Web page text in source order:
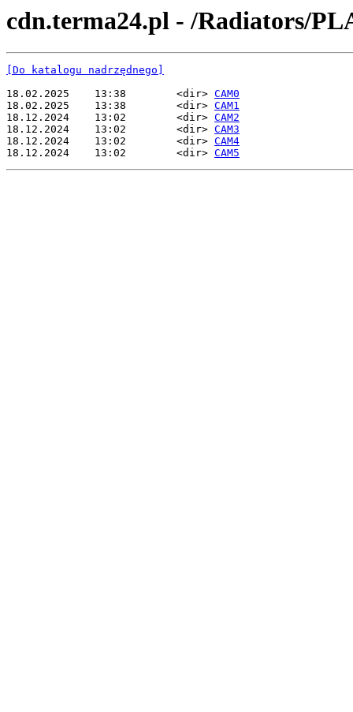
cdn.terma24.pl - /Radiators/
[Do katalogu nadrzędnego]
18.02.2025    13:38        <dir> CAM0
18.02.2025    13:38        <dir> CAM1
18.12.2024    13:02        <dir> CAM2
18.12.2024    13:02        <dir> CAM3
18.12.2024    13:02        <dir> CAM4
18.12.2024    13:02        <dir> CAM5